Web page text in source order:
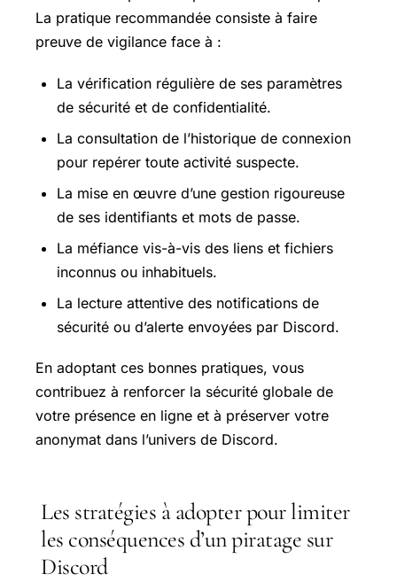
La pratique recommandée consiste à faire
preuve de vigilance face à :
La vérification régulière de ses paramètres
de sécurité et de confidentialité.
La consultation de l’historique de connexion
pour repérer toute activité suspecte.
La mise en œuvre d’une gestion rigoureuse
de ses identifiants et mots de passe.
La méfiance vis-à-vis des liens et fichiers
inconnus ou inhabituels.
La lecture attentive des notifications de
sécurité ou d’alerte envoyées par Discord.
En adoptant ces bonnes pratiques, vous
contribuez à renforcer la sécurité globale de
votre présence en ligne et à préserver votre
anonymat dans l’univers de Discord.
Les stratégies à adopter pour limiter
les conséquences d’un piratage sur
Discord